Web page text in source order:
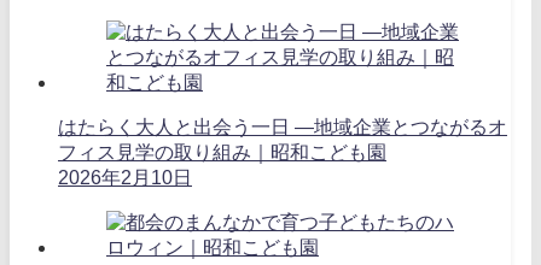
はたらく大人と出会う一日 ―地域企業とつながるオ
フィス見学の取り組み｜昭和こども園
2026年2月10日